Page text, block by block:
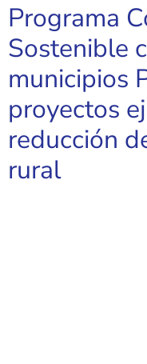
Programa
Sostenible
municipios
proyectos
reducción
rural